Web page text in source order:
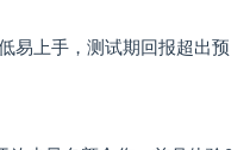
易上手，测试期回报超出预